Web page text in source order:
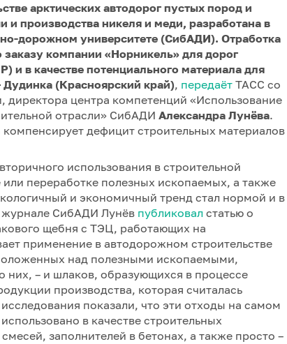
арктических автодорог пустых пород и
производства никеля и меди, разработана в
дорожном университете (СибАДИ). Отработка
компании «Норникель» для дорог
в качестве потенциального материала для
Дудинка (Красноярский край), передаёт ТАСС со
центра компетенций «Использование
отрасли» СибАДИ Александра Лунёва.
дефицит строительных материалов
использования в строительной
переработке полезных ископаемых, а также
и экономичный тренд стал нормой и в
журнале СибАДИ Лунёв публиковал статью о
щебня с ТЭЦ, работающих на
применение в автодорожном строительстве
над полезными ископаемыми,
них, – и шлаков, образующихся в процессе
производства, которая считалась
показали, что эти отходы на самом
в качестве строительных
заполнителей в бетонах, а также просто –